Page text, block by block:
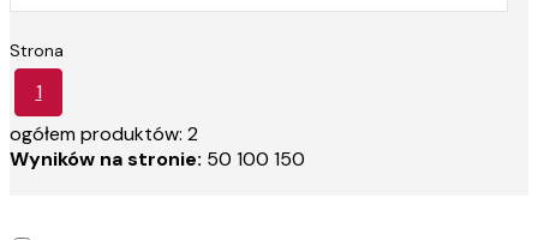
Strona
1
ogółem produktów: 2
Wyników na stronie: 50 100 150